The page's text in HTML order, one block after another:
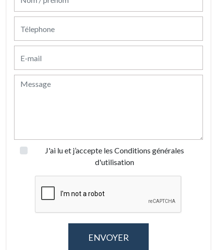
J'ai lu et j’accepte les Conditions générales
d'utilisation